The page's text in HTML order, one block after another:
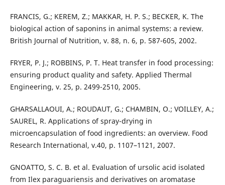
FRANCIS, G.; KEREM, Z.; MAKKAR, H. P. S.; BECKER, K. The
biological action of saponins in animal systems: a review.
British Journal of Nutrition, v. 88, n. 6, p. 587-605, 2002.
FRYER, P. J.; ROBBINS, P. T. Heat transfer in food processing:
ensuring product quality and safety. Applied Thermal
Engineering, v. 25, p. 2499-2510, 2005.
GHARSALLAOUI, A.; ROUDAUT, G.; CHAMBIN, O.; VOILLEY, A.;
SAUREL, R. Applications of spray-drying in
microencapsulation of food ingredients: an overview. Food
Research International, v.40, p. 1107–1121, 2007.
GNOATTO, S. C. B. et al. Evaluation of ursolic acid isolated
from Ilex paraguariensis and derivatives on aromatase